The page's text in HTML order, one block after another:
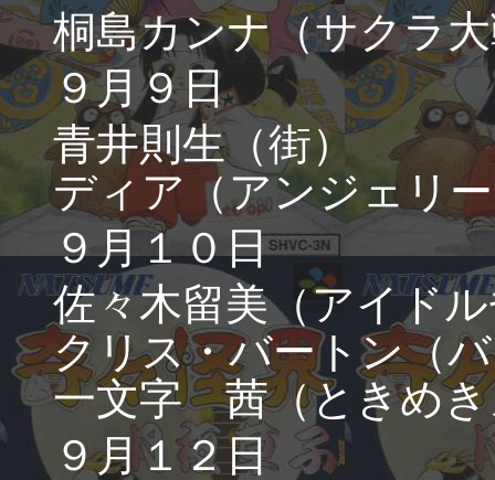
桐島カンナ（サクラ
９月９日
青井則生（街）
ディア（アンジェリ
９月１０日
佐々木留美（アイド
クリス・バートン（
一文字 茜（ときめき
９月１２日